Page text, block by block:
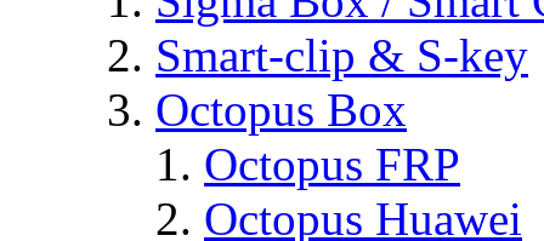
Smart-clip & S-key
Octopus Box
Octopus FRP
Octopus Huawei